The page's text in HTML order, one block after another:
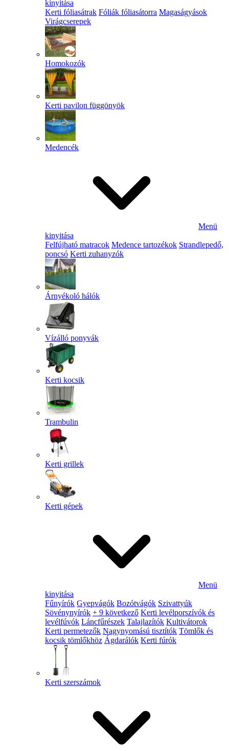
kinyitása
Kerti fóliasátrak Fóliák fóliasátorra Magaságyások
Virágcserepek
Homokozók
Kerti pavilon függönyök
Medencék
Menü
kinyitása
Felfújható matracok Medence tartozékok Strandlepedő,
poncsó Kerti zuhanyzók
Árnyékoló hálók
Vízálló ponyvák
Kerti kocsik
Trambulin
Kerti grillek
Kerti gépek
Menü
kinyitása
Fűnyírók Gyepvágók Bozótvágók Szivattyúk
Sövénynyírók + 9 következő Kerti levélporszívók és
levélfúvók Láncfűrészek Talajlazítók Kultivátorok
Kerti permetezők Nagynyomású tisztítók Tömlők és
kocsik tömlőkhöz Ágdarálók Kerti fúrók
Kerti szerszámok